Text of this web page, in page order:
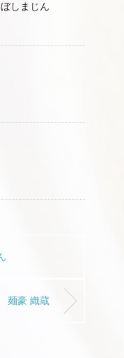
しまじん
麺豪 織蔵